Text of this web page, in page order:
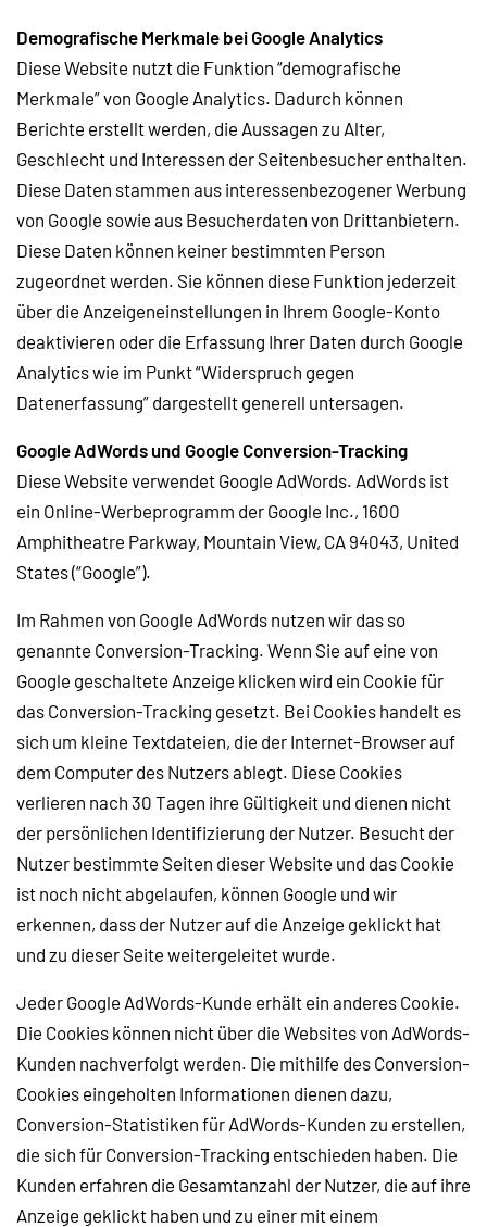
Demografische Merkmale bei Google Analytics
Diese Website nutzt die Funktion “demografische
Merkmale” von Google Analytics. Dadurch können
Berichte erstellt werden, die Aussagen zu Alter,
Geschlecht und Interessen der Seitenbesucher enthalten.
Diese Daten stammen aus interessenbezogener Werbung
von Google sowie aus Besucherdaten von Drittanbietern.
Diese Daten können keiner bestimmten Person
zugeordnet werden. Sie können diese Funktion jederzeit
über die Anzeigeneinstellungen in Ihrem Google-Konto
deaktivieren oder die Erfassung Ihrer Daten durch Google
Analytics wie im Punkt “Widerspruch gegen
Datenerfassung” dargestellt generell untersagen.
Google AdWords und Google Conversion-Tracking
Diese Website verwendet Google AdWords. AdWords ist
ein Online-Werbeprogramm der Google Inc., 1600
Amphitheatre Parkway, Mountain View, CA 94043, United
States (“Google”).
Im Rahmen von Google AdWords nutzen wir das so
genannte Conversion-Tracking. Wenn Sie auf eine von
Google geschaltete Anzeige klicken wird ein Cookie für
das Conversion-Tracking gesetzt. Bei Cookies handelt es
sich um kleine Textdateien, die der Internet-Browser auf
dem Computer des Nutzers ablegt. Diese Cookies
verlieren nach 30 Tagen ihre Gültigkeit und dienen nicht
der persönlichen Identifizierung der Nutzer. Besucht der
Nutzer bestimmte Seiten dieser Website und das Cookie
ist noch nicht abgelaufen, können Google und wir
erkennen, dass der Nutzer auf die Anzeige geklickt hat
und zu dieser Seite weitergeleitet wurde.
Jeder Google AdWords-Kunde erhält ein anderes Cookie.
Die Cookies können nicht über die Websites von AdWords-
Kunden nachverfolgt werden. Die mithilfe des Conversion-
Cookies eingeholten Informationen dienen dazu,
Conversion-Statistiken für AdWords-Kunden zu erstellen,
die sich für Conversion-Tracking entschieden haben. Die
Kunden erfahren die Gesamtanzahl der Nutzer, die auf ihre
Anzeige geklickt haben und zu einer mit einem